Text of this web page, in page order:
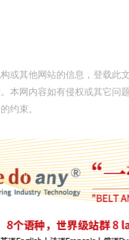
或其他网站的信息，登载此
本网内容如有侵权或其它
约束。